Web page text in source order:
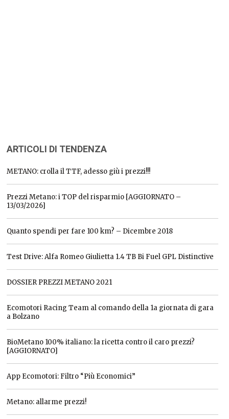
ARTICOLI DI TENDENZA
METANO: crolla il TTF, adesso giù i prezzi!!!
Prezzi Metano: i TOP del risparmio [AGGIORNATO –
13/03/2026]
Quanto spendi per fare 100 km? – Dicembre 2018
Test Drive: Alfa Romeo Giulietta 1.4 TB Bi Fuel GPL Distinctive
DOSSIER PREZZI METANO 2021
Ecomotori Racing Team al comando della 1a giornata di gara
a Bolzano
BioMetano 100% italiano: la ricetta contro il caro prezzi?
[AGGIORNATO]
App Ecomotori: Filtro “Più Economici”
Metano: allarme prezzi!